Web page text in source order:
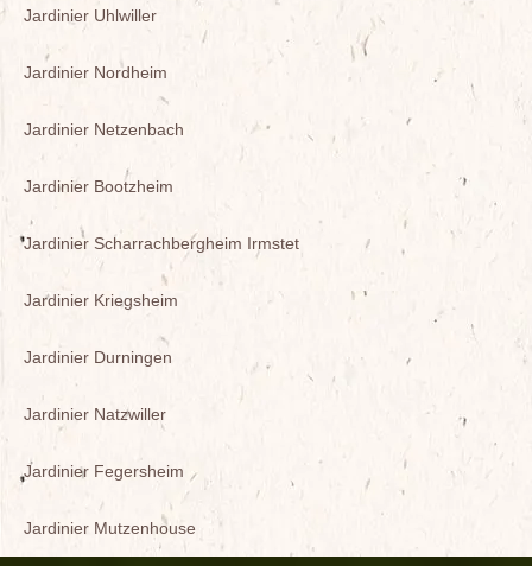
Jardinier Uhlwiller
Jardinier Nordheim
Jardinier Netzenbach
Jardinier Bootzheim
Jardinier Scharrachbergheim Irmstet
Jardinier Kriegsheim
Jardinier Durningen
Jardinier Natzwiller
Jardinier Fegersheim
Jardinier Mutzenhouse